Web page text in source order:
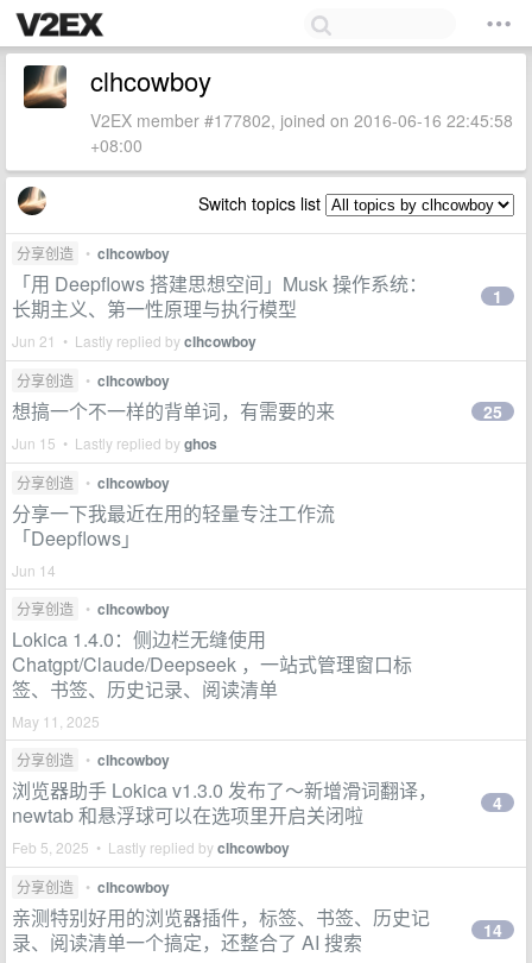
clhcowboy
V2EX member #177802, joined on 2016-06-16 22:45:58
+08:00
Switch topics list
分享创造 • clhcowboy
「用 Deepflows 搭建思想空间」Musk 操作系统：
长期主义、第一性原理与执行模型
Jun 21 • Lastly replied byclhcowboy
1
分享创造 • clhcowboy
想搞一个不一样的背单词，有需要的来
Jun 15 • Lastly replied byghos
25
分享创造 • clhcowboy
分享一下我最近在用的轻量专注工作流
「Deepflows」
Jun 14
分享创造
• clhcowboy
Lokica 1.4.0：侧边栏无缝使用
Chatgpt/Claude/Deepseek ，一站式管理窗口标
签、书签、历史记录、阅读清单
May 11, 2025
分享创造
• clhcowboy
浏览器助手 Lokica v1.3.0 发布了～新增滑词翻译，
newtab 和悬浮球可以在选项里开启关闭啦
Feb 5, 2025 • Lastly replied byclhcowboy
4
分享创造 • clhcowboy
亲测特别好用的浏览器插件，标签、书签、历史记
录、阅读清单一个搞定，还整合了 AI 搜索
14